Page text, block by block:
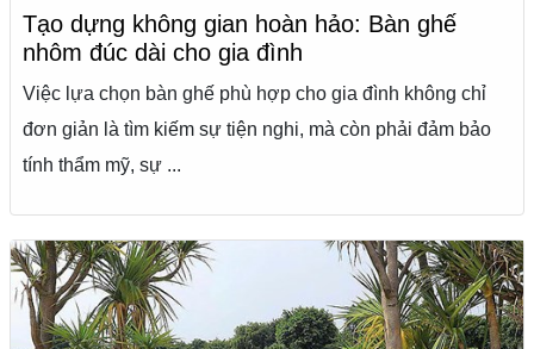
Tạo dựng không gian hoàn hảo: Bàn ghế
nhôm đúc dài cho gia đình
Việc lựa chọn bàn ghế phù hợp cho gia đình không chỉ
đơn giản là tìm kiếm sự tiện nghi, mà còn phải đảm bảo
tính thẩm mỹ, sự ...